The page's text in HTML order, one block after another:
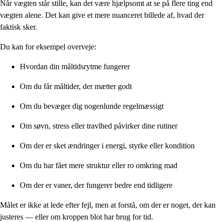
Når vægten står stille, kan det være hjælpsomt at se på flere ting end
vægten alene. Det kan give et mere nuanceret billede af, hvad der
faktisk sker.
Du kan for eksempel overveje:
Hvordan din måltidsrytme fungerer
Om du får måltider, der mætter godt
Om du bevæger dig nogenlunde regelmæssigt
Om søvn, stress eller travlhed påvirker dine rutiner
Om der er sket ændringer i energi, styrke eller kondition
Om du har fået mere struktur eller ro omkring mad
Om der er vaner, der fungerer bedre end tidligere
Målet er ikke at lede efter fejl, men at forstå, om der er noget, der kan
justeres — eller om kroppen blot har brug for tid.